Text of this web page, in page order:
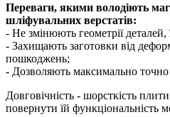
Переваги, якими володіють
шліфувальних верстатів:
- Не змінюють геометрії деталей,
- Захищають заготовки від
пошкоджень;
- Дозволяють максимально
Довговічність - шорсткість
повернути їй функціональність